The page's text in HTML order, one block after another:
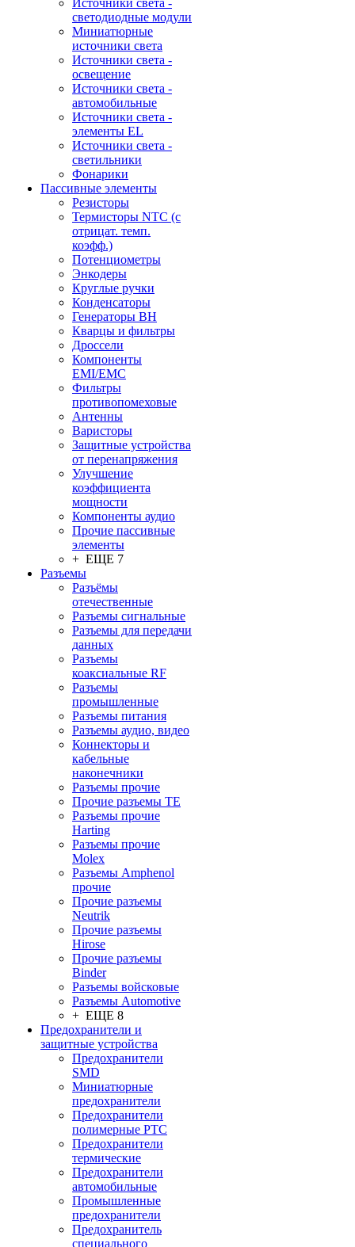
Источники света -
светодиодные модули
Миниатюрные
источники света
Источники света -
освещение
Источники света -
автомобильные
Источники света -
элементы EL
Источники света -
светильники
Фонарики
Пассивные элементы
Резисторы
Термисторы NTC (с
отрицат. темп.
коэфф.)
Потенциометры
Энкодеры
Круглые ручки
Конденсаторы
Генераторы ВН
Кварцы и фильтры
Дроссели
Компоненты
EMI/EMC
Фильтры
противопомеховые
Антенны
Варисторы
Защитные устройства
от перенапряжения
Улучшение
коэффициента
мощности
Компоненты аудио
Прочие пассивные
элементы
+ ЕЩЕ 7
Разъeмы
Разъёмы
отечественные
Разъeмы сигнальные
Разъeмы для передачи
данных
Разъeмы
коаксиальные RF
Разъeмы
промышленные
Разъeмы питания
Разъeмы аудио, видео
Коннекторы и
кабельные
наконечники
Разъeмы прочие
Прочие разъемы TE
Разъемы прочие
Harting
Разъемы прочие
Molex
Разъемы Amphenol
прочие
Прочие разъемы
Neutrik
Прочие разъемы
Hirose
Прочие разъемы
Binder
Разъемы войсковые
Разъeмы Automotive
+ ЕЩЕ 8
Предохранители и
защитные устройства
Предохранители
SMD
Миниатюрные
предохранители
Предохранители
полимерные PTC
Предохранители
термические
Предохранители
автомобильные
Промышленные
предохранители
Предохранитель
специального